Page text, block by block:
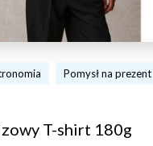
Pomysł na prezent
T-shirt 180g